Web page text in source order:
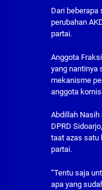
Dari beberapa
perubahan
partai.
Anggota
yang nantinya
mekanisme
anggota
Abdillah Nasih
DPRD
taat azas satu
partai.
“Tentu saja
apa yang